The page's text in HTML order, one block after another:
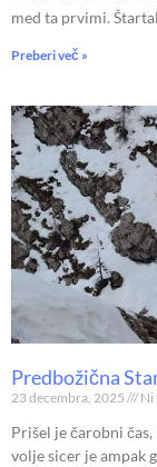
med ta prvimi.
Preberi več »
Predbožična
23 decembra, 2025 Ni
Prišel je čarobni
volje sicer je ampak